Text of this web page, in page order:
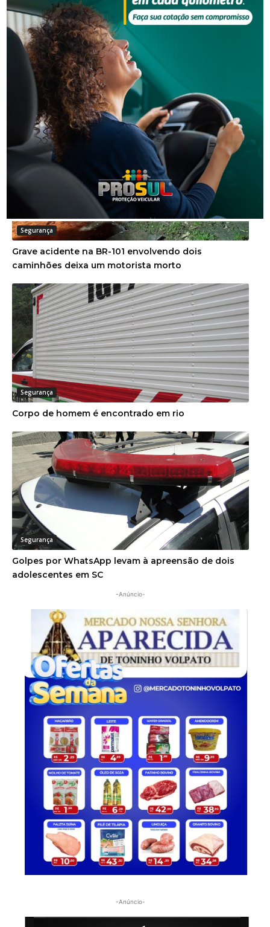
NOTÍCIAS RELACIONADAS
Segurança
Grave acidente na BR-101 envolvendo dois
caminhões deixa um motorista morto
Segurança
Corpo de homem é encontrado em rio
Segurança
Golpes por WhatsApp levam à apreensão de dois
adolescentes em SC
-Anúncio-